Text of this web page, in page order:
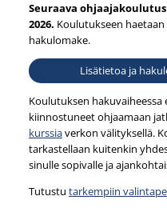
Seuraava
2026. Koulutukseen
hakulomake.
Lisätietoa ja
Koulutuksen
kiinnostuneet ohjaamaan
kurssiaverkon välityksellä.
tarkastellaan kuitenkin
sinulle sopivalle ja
Tutustu tarkempiin